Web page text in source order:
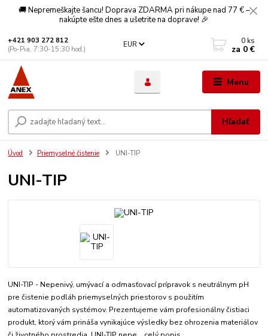
🚚 Nepremeškajte šancu! Doprava ZDARMA pri nákupe nad 77 € –
nakúpte ešte dnes a ušetrite na doprave! 🎉
Menu
EUR
Hľadať
+421 903 272 812
(Po-Pia, 7:30-15:30 hod.)
0 ks
za 0 €
Úvod Priemyselné čistenie UNI-TIP
UNI-TIP
UNI-TIP - Nepenivý, umývací a odmasťovací prípravok s neutrálnym pH
pre čistenie podláh priemyselných priestorov s použitím
automatizovaných systémov. Prezentujeme vám profesionálny čistiaci
produkt, ktorý vám prináša vynikajúce výsledky bez ohrozenia materiálov